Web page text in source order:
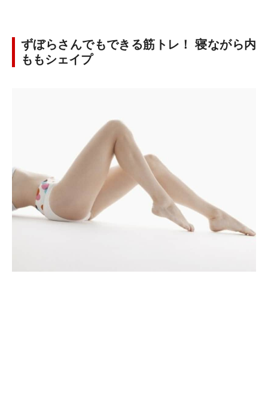
ずぼらさんでもできる筋トレ！ 寝ながら内
ももシェイプ